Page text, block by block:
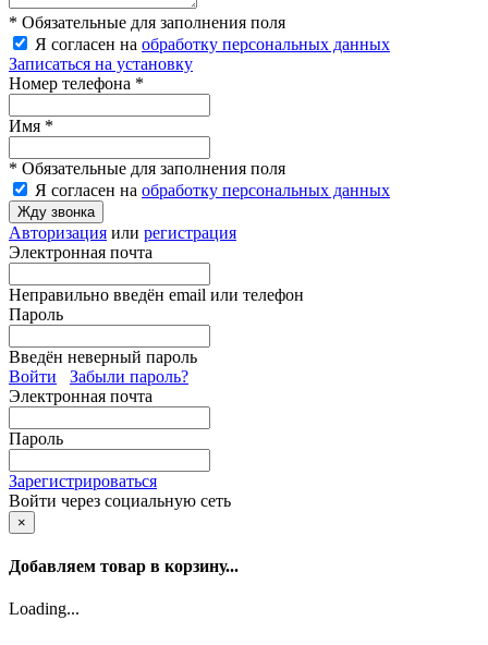
* Обязательные для заполнения поля
Я согласен на обработку персональных данных
Записаться на установку
Номер телефона *
Имя *
* Обязательные для заполнения поля
Я согласен на обработку персональных данных
Жду звонка
Авторизация или регистрация
Электронная почта
Неправильно введён email или телефон
Пароль
Введён неверный пароль
Войти
Забыли пароль?
Электронная почта
Пароль
Зарегистрироваться
Войти через социальную сеть
×
Добавляем товар в корзину...
Loading...